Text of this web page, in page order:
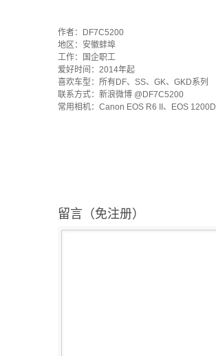
作者：DF7C5200
地区：安徽蚌埠
工作：国企职工
爱好时间：2014年起
喜欢车型：所有DF、SS、GK、GKD系列
联系方式：新浪微博 @DF7C5200
常用相机：Canon EOS R6 II、EOS 1200D
留言（免注册）